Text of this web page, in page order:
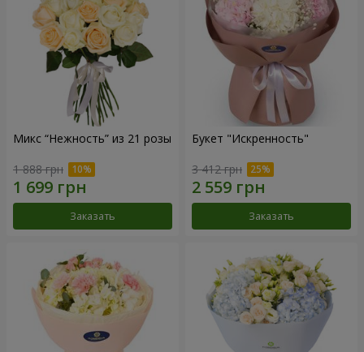
Микс “Нежность” из 21 розы
1 888 грн
Заказать
Букет "Искренность"
3 412 грн
Заказать